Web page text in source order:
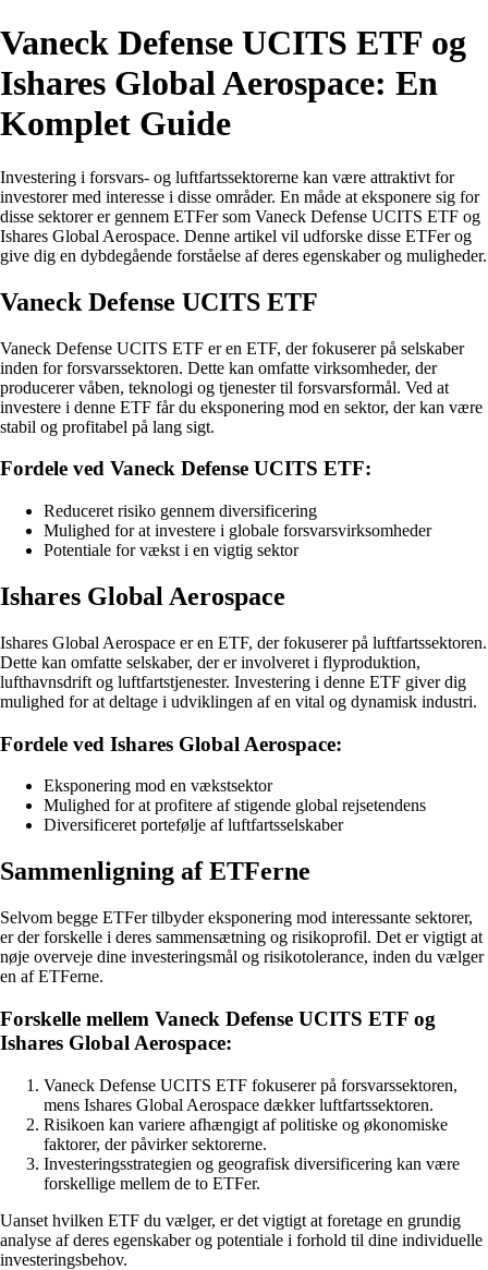
Vaneck Defense UCITS ETF og
Ishares Global Aerospace: En
Komplet Guide
Investering i forsvars- og luftfartssektorerne kan være attraktivt for
investorer med interesse i disse områder. En måde at eksponere sig for
disse sektorer er gennem ETFer som Vaneck Defense UCITS ETF og
Ishares Global Aerospace. Denne artikel vil udforske disse ETFer og
give dig en dybdegående forståelse af deres egenskaber og muligheder.
Vaneck Defense UCITS ETF
Vaneck Defense UCITS ETF er en ETF, der fokuserer på selskaber
inden for forsvarssektoren. Dette kan omfatte virksomheder, der
producerer våben, teknologi og tjenester til forsvarsformål. Ved at
investere i denne ETF får du eksponering mod en sektor, der kan være
stabil og profitabel på lang sigt.
Fordele ved Vaneck Defense UCITS ETF:
Reduceret risiko gennem diversificering
Mulighed for at investere i globale forsvarsvirksomheder
Potentiale for vækst i en vigtig sektor
Ishares Global Aerospace
Ishares Global Aerospace er en ETF, der fokuserer på luftfartssektoren.
Dette kan omfatte selskaber, der er involveret i flyproduktion,
lufthavnsdrift og luftfartstjenester. Investering i denne ETF giver dig
mulighed for at deltage i udviklingen af en vital og dynamisk industri.
Fordele ved Ishares Global Aerospace:
Eksponering mod en vækstsektor
Mulighed for at profitere af stigende global rejsetendens
Diversificeret portefølje af luftfartsselskaber
Sammenligning af ETFerne
Selvom begge ETFer tilbyder eksponering mod interessante sektorer,
er der forskelle i deres sammensætning og risikoprofil. Det er vigtigt at
nøje overveje dine investeringsmål og risikotolerance, inden du vælger
en af ETFerne.
Forskelle mellem Vaneck Defense UCITS ETF og
Ishares Global Aerospace:
Vaneck Defense UCITS ETF fokuserer på forsvarssektoren,
mens Ishares Global Aerospace dækker luftfartssektoren.
Risikoen kan variere afhængigt af politiske og økonomiske
faktorer, der påvirker sektorerne.
Investeringsstrategien og geografisk diversificering kan være
forskellige mellem de to ETFer.
Uanset hvilken ETF du vælger, er det vigtigt at foretage en grundig
analyse af deres egenskaber og potentiale i forhold til dine individuelle
investeringsbehov.